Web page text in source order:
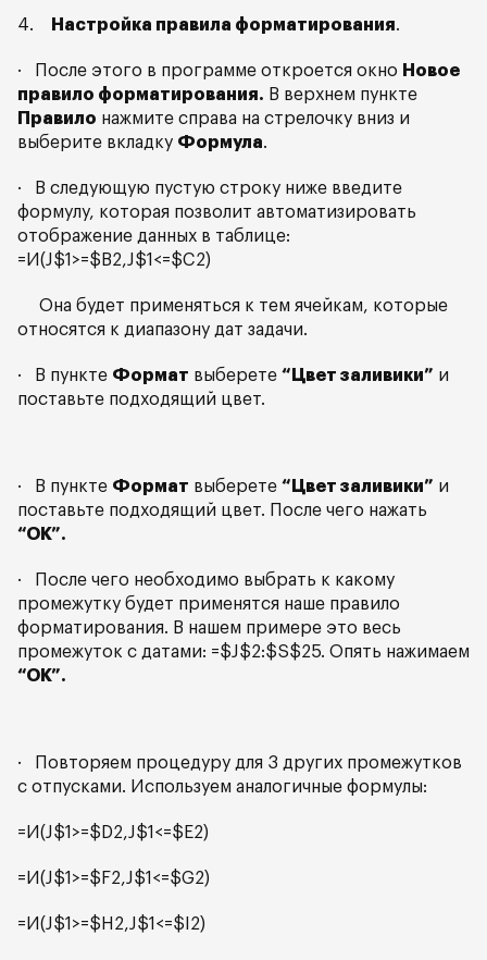
4. Настройка правила форматирования.
· После этого в программе откроется окно Новое
правило форматирования. В верхнем пункте
Правило нажмите справа на стрелочку вниз и
выберите вкладку Формула.
· В следующую пустую строку ниже введите
формулу, которая позволит автоматизировать
отображение данных в таблице:
=И(J$1>=$B2,J$1<=$C2)
Она будет применяться к тем ячейкам, которые
относятся к диапазону дат задачи.
· В пункте Формат выберете “Цвет заливики” и
поставьте подходящий цвет.
· В пункте Формат выберете “Цвет заливики” и
поставьте подходящий цвет. После чего нажать
“ОК”.
· После чего необходимо выбрать к какому
промежутку будет применятся наше правило
форматирования. В нашем примере это весь
промежуток с датами: =$J$2:$S$25. Опять нажимаем
“ОК”.
· Повторяем процедуру для 3 других промежутков
с отпусками. Используем аналогичные формулы:
=И(J$1>=$D2,J$1<=$E2)
=И(J$1>=$F2,J$1<=$G2)
=И(J$1>=$H2,J$1<=$I2)